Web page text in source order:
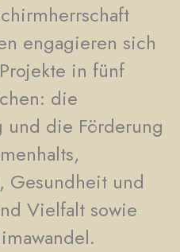
engagieren sich
in fünf
die
die Förderung
Gesundheit und
Vielfalt sowie